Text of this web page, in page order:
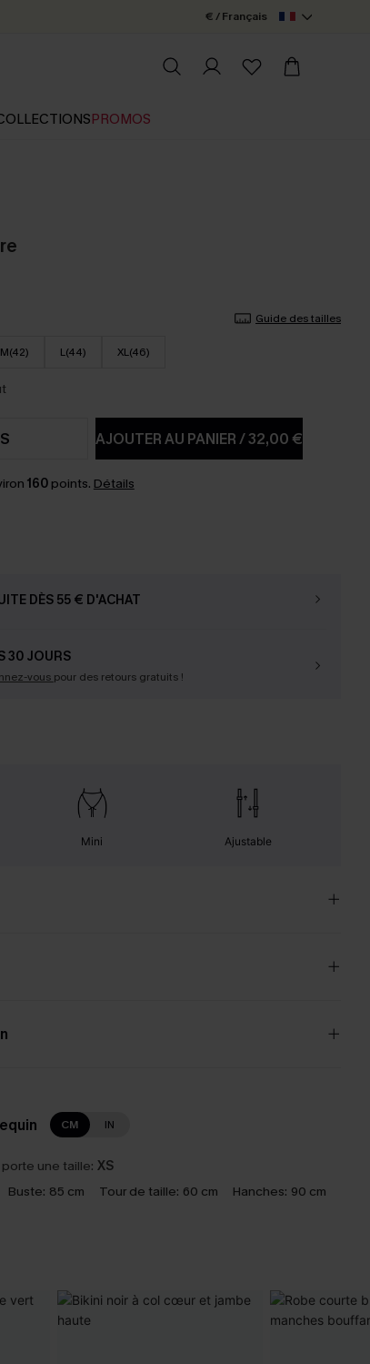
€ / Français
PROMOS
Guide des tailles
M(42) L(44) XL(46)
AJOUTER AU PANIER/32,00 €
160points. Détails
DÈS 55 € D'ACHAT
30 JOURS
vous pour des retours gratuits !
Mini Ajustable
CM IN
une taille: XS
Buste: 85 cm Tour de taille: 60 cm Hanches: 90 cm